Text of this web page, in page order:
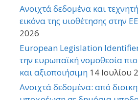
Ανοιχτά δεδομένα και
εικόνα της υιοθέτησης στην ΕΕ
2026
European Legislation
την ευρωπαϊκή νομοθεσία
και αξιοποιήσιμη 14 Ιουλίου
Ανοιχτά δεδομένα: από